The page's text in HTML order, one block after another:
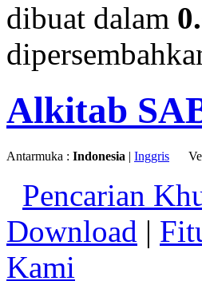
dibuat dalam
Alkitab
Antarmuka : Indonesia | Inggris
Pencarian
Download |
Kami